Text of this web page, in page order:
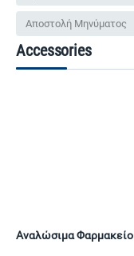
Αποστολή Μηνύματος
Accessories